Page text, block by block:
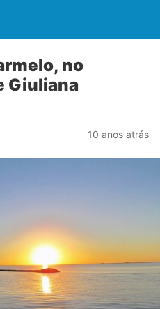
no
Giuliana
10 anos atrás